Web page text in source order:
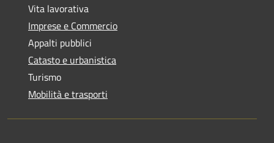
Vita lavorativa
Imprese e Commercio
Appalti pubblici
Catasto e urbanistica
Turismo
Mobilità e trasporti